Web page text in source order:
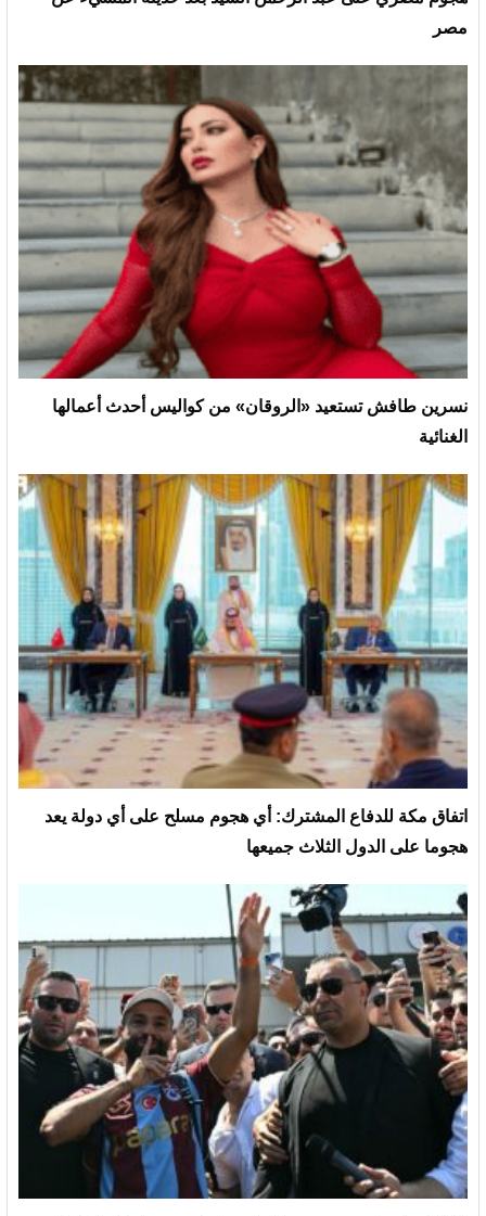
مصر
نسرين طافش تستعيد «الروقان» من كواليس أحدث أعمالها
الغنائية
‏اتفاق مكة للدفاع المشترك: أي هجوم مسلح على أي دولة يعد
هجوما على الدول الثلاث جميعها